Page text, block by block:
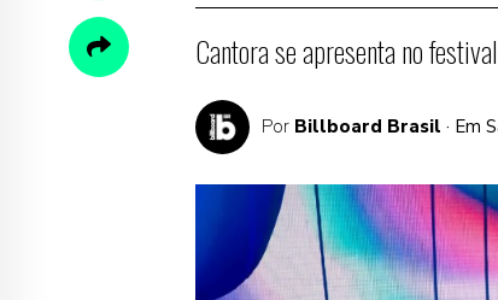
Cantora se apresenta no
Por Billboard Brasil · Em